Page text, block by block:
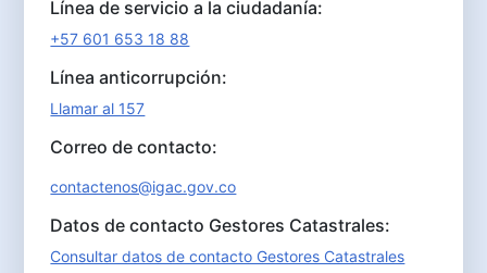
Línea de servicio a la ciudadanía:
+57 601 653 18 88
Línea anticorrupción:
Llamar al 157
Correo de contacto:
contactenos@igac.gov.co
Datos de contacto Gestores Catastrales:
Consultar datos de contacto Gestores Catastrales